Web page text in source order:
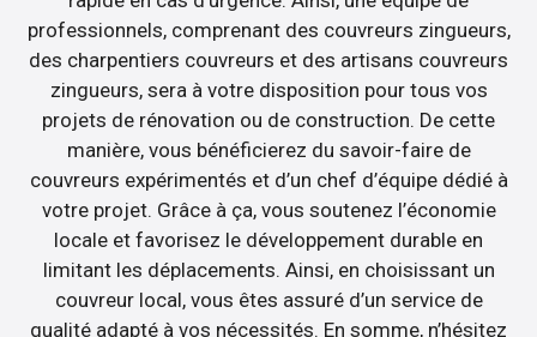
professionnels, comprenant des couvreurs zingueurs,
des charpentiers couvreurs et des artisans couvreurs
zingueurs, sera à votre disposition pour tous vos
projets de rénovation ou de construction. De cette
manière, vous bénéficierez du savoir-faire de
couvreurs expérimentés et d’un chef d’équipe dédié à
votre projet. Grâce à ça, vous soutenez l’économie
locale et favorisez le développement durable en
limitant les déplacements. Ainsi, en choisissant un
couvreur local, vous êtes assuré d’un service de
qualité adapté à vos nécessités. En somme, n’hésitez